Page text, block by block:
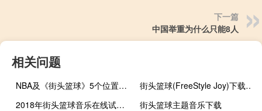
下一篇
中国举重为什么只能8人
相关问题
NBA及《街头篮球》5个位置的详细介绍
街头篮球(FreeStyle Joy)下载(电脑、安卓和IOS所有版本)
2018年街头篮球音乐在线试听及下载
街头篮球主题音乐下载